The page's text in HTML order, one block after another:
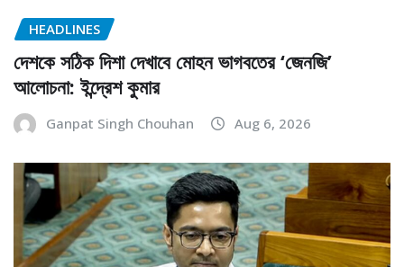
HEADLINES
দেশকে সঠিক দিশা দেখাবে মোহন ভাগবতের ‘জেনজি’
আলোচনা: ইন্দ্রেশ কুমার
Ganpat Singh Chouhan Aug 6, 2026